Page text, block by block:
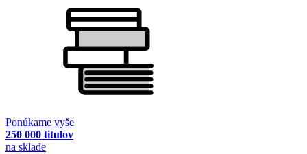
Ponúkame vyše
250 000 titulov
na sklade